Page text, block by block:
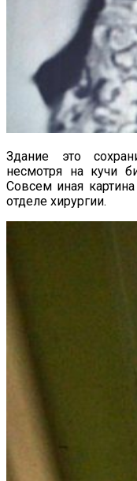
Здание это
несмотря на кучи
Совсем иная
отделе хирургии.